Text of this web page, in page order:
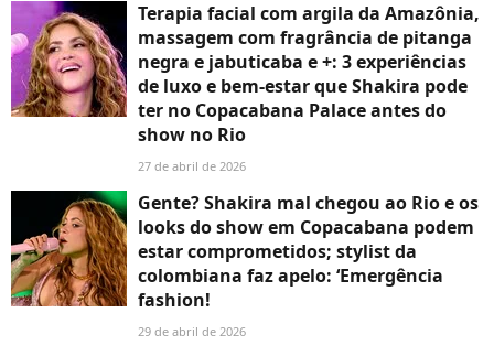
Terapia facial com argila da Amazônia,
massagem com fragrância de pitanga
negra e jabuticaba e +: 3 experiências
de luxo e bem-estar que Shakira pode
ter no Copacabana Palace antes do
show no Rio
27 de abril de 2026
Gente? Shakira mal chegou ao Rio e os
looks do show em Copacabana podem
estar comprometidos; stylist da
colombiana faz apelo: ‘Emergência
fashion!
29 de abril de 2026